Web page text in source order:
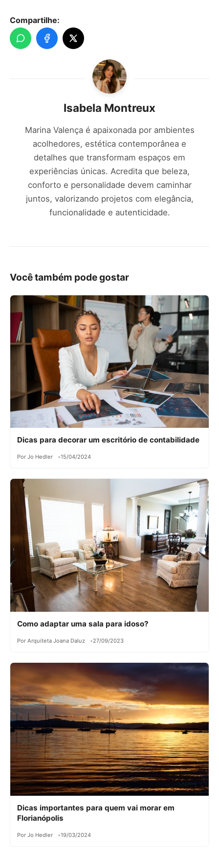
Compartilhe:
Isabela Montreux
Marina Valença é apaixonada por ambientes
acolhedores, estética contemporânea e
detalhes que transformam espaços em
experiências únicas. Acredita que beleza,
conforto e personalidade devem caminhar
juntos, valorizando projetos com elegância,
funcionalidade e autenticidade.
Você também pode gostar
Dicas para decorar um escritório de contabilidade
Por Jo Hedler 15/04/2024
Como adaptar uma sala para idoso?
Por Arquiteta Joana Daluz 27/09/2023
Dicas importantes para quem vai morar em
Florianópolis
Por Jo Hedler 19/03/2024